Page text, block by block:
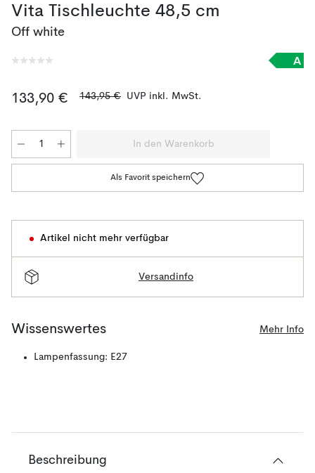
Vita Tischleuchte 48,5 cm
Off white
A
133,90 € 143,95 € UVP inkl. MwSt.
In den Warenkorb
Als Favorit speichern
Artikel nicht mehr verfügbar
Versandinfo
Wissenswertes Mehr Info
Lampenfassung: E27
Beschreibung